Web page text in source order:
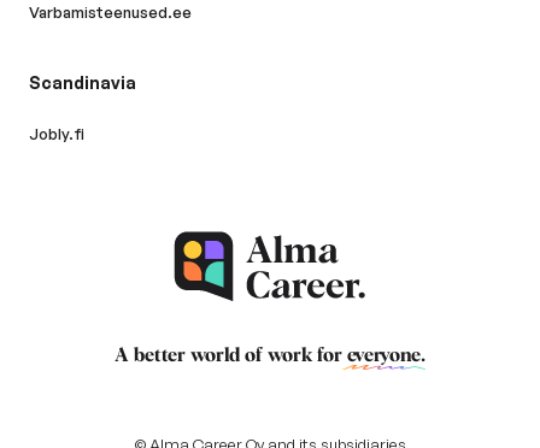
Varbamisteenused.ee
Scandinavia
Jobly.fi
A better world of work for everyone.